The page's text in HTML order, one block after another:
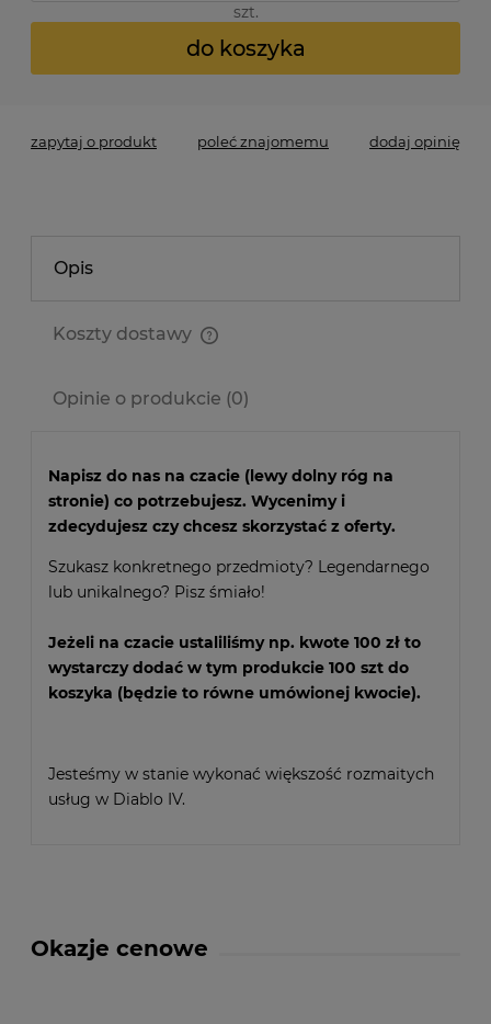
szt.
do koszyka
zapytaj o produkt poleć znajomemu dodaj opinię
Opis
Koszty dostawy
Opinie o produkcie (0)
Napisz do nas na czacie (lewy dolny róg na
stronie) co potrzebujesz. Wycenimy i
zdecydujesz czy chcesz skorzystać z oferty.
Szukasz konkretnego przedmioty? Legendarnego
lub unikalnego? Pisz śmiało!
Jeżeli na czacie ustaliliśmy np. kwote 100 zł to
wystarczy dodać w tym produkcie 100 szt do
koszyka (będzie to równe umówionej kwocie).
Jesteśmy w stanie wykonać większość rozmaitych
usług w Diablo IV.
Okazje cenowe